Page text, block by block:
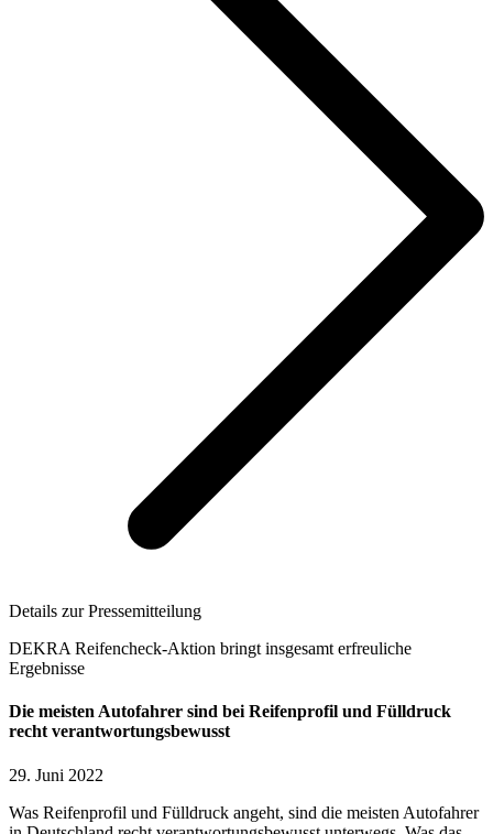
Details zur Pressemitteilung
DEKRA Reifencheck-Aktion bringt insgesamt erfreuliche
Ergebnisse
Die meisten Autofahrer sind bei Reifenprofil und Fülldruck
recht verantwortungsbewusst
29. Juni 2022
Was Reifenprofil und Fülldruck angeht, sind die meisten Autofahrer